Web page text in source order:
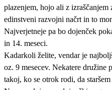
plazenjem, hojo ali z
edinstveni razvojni načrt in to
Najverjetneje pa bo dojenček
in 14. meseci.
Kadarkoli želite, vendar je
oz. 9 mesecev. Nekatere družine
takoj, ko se otrok rodi, da